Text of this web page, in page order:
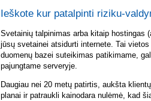
Ieškote kur patalpinti riziku-
Svetainių talpinimas arba kitaip hostingas
jūsų svetainei atsidurti internete. Tai
duomenų bazei suteikimas patikimame,
pajungtame serveryje.
Daugiau nei 20 metų patirtis, aukšta
planai ir patraukli kainodara nulėmė, kad